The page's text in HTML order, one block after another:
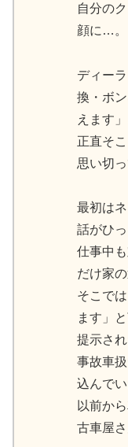
自分の
顔に…。
ディー
換・ボ
えます
正直そ
思い切
最初は
話がひ
仕事中
だけ家
そこで
ます」
提示さ
事故車
込んでい
以前か
古車屋